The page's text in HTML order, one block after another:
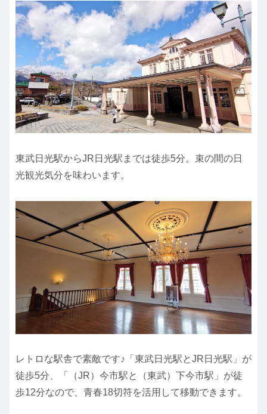
東武日光駅からJR日光駅までは徒歩5分。束の間の日
光観光気分を味わいます。
レトロな駅舎で素敵です♪「東武日光駅とJR日光駅」が
徒歩5分、「（JR）今市駅と（東武）下今市駅」が徒
歩12分なので、青春18切符を活用して移動できます。